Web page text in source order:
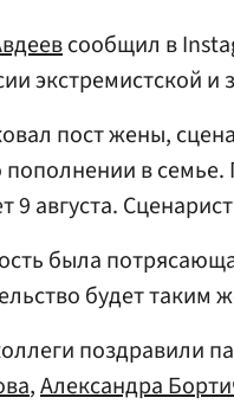
сообщил в
экстремистской
пост жены,
в
9 августа.
была
будет таким
поздравили
,Александра